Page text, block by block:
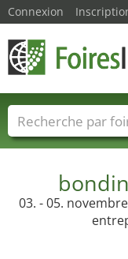
03. - 05.
Connexion
Foire noms